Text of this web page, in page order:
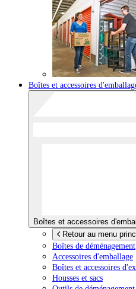
Boîtes et accessoires
Boîtes et accessoires
Retour au menu
Boîtes de déménagement
Accessoires d'emballage
Boîtes et accessoires
Housses et sacs